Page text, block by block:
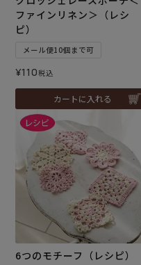
ファインリネン＞（レシ
ピ）
メール便10個まで可
¥110税込
カートに入れる
6つのモチーフ（レシピ）